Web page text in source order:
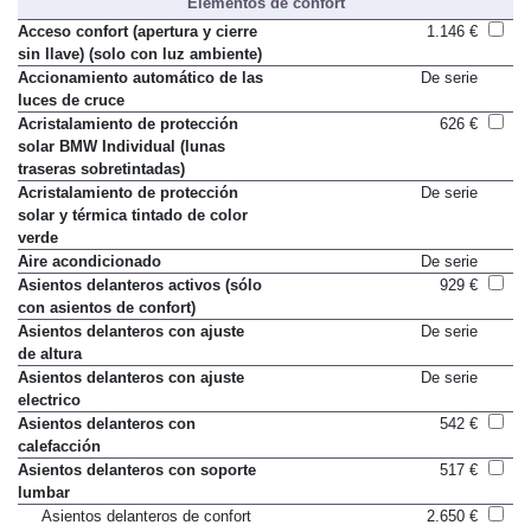
Elementos de confort
Acceso confort (apertura y cierre
sin llave) (solo con luz ambiente)
Accionamiento automático de las
luces de cruce
Acristalamiento de protección
solar BMW Individual (lunas
traseras sobretintadas)
Acristalamiento de protección
solar y térmica tintado de color
verde
Aire acondicionado
De serie
Asientos delanteros activos (sólo
con asientos de confort)
Asientos delanteros con ajuste
de altura
Asientos delanteros con ajuste
electrico
Asientos delanteros con
calefacción
Asientos delanteros con soporte
lumbar